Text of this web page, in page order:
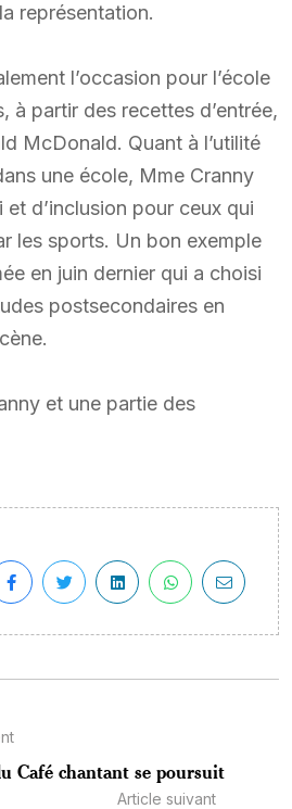
représentation.
l’occasion pour l’école
à partir des recettes d’entrée,
McDonald. Quant à l’utilité
une école, Mme Cranny
et d’inclusion pour ceux qui
les sports. Un bon exemple
en juin dernier qui a choisi
postsecondaires en
et une partie des
Café chantant se poursuit
Article suivant